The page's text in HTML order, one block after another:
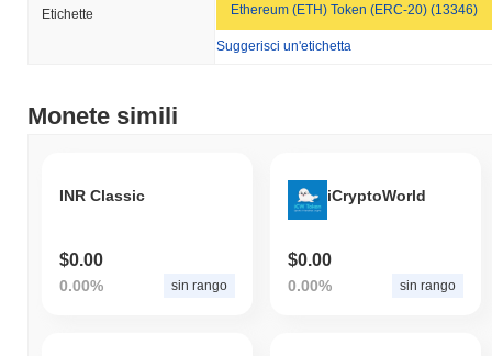
Etichette Ethereum (ETH) Token (ERC-20) (13346)
Suggerisci un'etichetta
Monete simili
INR Classic
$0.00
0.00% sin rango
iCryptoWorld
$0.00
0.00% sin rango